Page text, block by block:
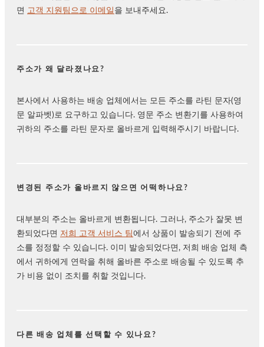
면 고객 지원팀으로 이메일 을 보내주세요.
주소가 왜 달라졌나요?
본사에서 사용하는 배송 업체에서는 모든 주소를 라틴 문자(영
문 알파벳)로 요구하고 있습니다. 영문 주소 변환기를 사용하여
귀하의 주소를 라틴 문자로 올바르게 입력해주시기 바랍니다.
변경된 주소가 올바르지 않으면 어떡하나요?
대부분의 주소는 올바르게 변환됩니다. 그러나, 주소가 잘못 변
환되었다면 저희 고객 서비스 팀에서 상품이 발송되기 전에 주
소를 정정할 수 있습니다. 이미 발송되었다면, 저희 배송 업체 측
에서 귀하에게 연락을 취해 올바른 주소로 배송될 수 있도록 추
가 비용 없이 조치를 취할 것입니다.
다른 배송 업체를 선택할 수 있나요?